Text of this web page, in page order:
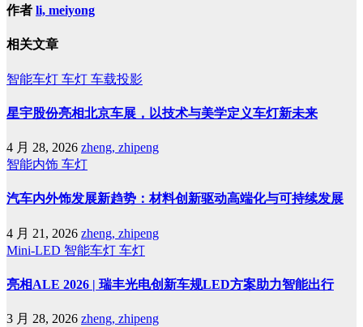
作者 li, meiyong
相关文章
智能车灯 车灯 车载投影
星宇股份亮相北京车展，以技术与美学定义车灯新未来
4 月 28, 2026 zheng, zhipeng
智能内饰 车灯
汽车内外饰发展新趋势：材料创新驱动高端化与可持续发展
4 月 21, 2026 zheng, zhipeng
Mini-LED 智能车灯 车灯
亮相ALE 2026 | 瑞丰光电创新车规LED方案助力智能出行
3 月 28, 2026 zheng, zhipeng